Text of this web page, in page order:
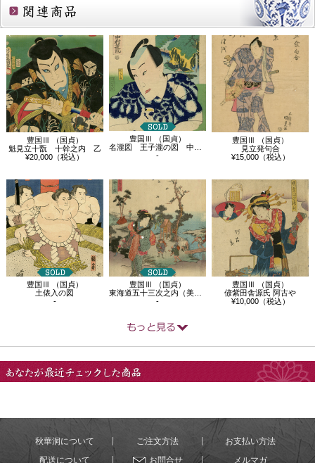
関連商品
豊国Ⅲ （国貞）
魁見立十翫 十幹之内 乙
¥20,000（税込）
豊国Ⅲ （国貞）
名瀧図 王子瀧の図 中村芝翫
-
豊国Ⅲ （国貞）
見立発句合
¥15,000（税込）
豊国Ⅲ （国貞）
土俵入の図
-
豊国Ⅲ （国貞）
東海道五十三次之内（美人東海道） 庄野…
-
豊国Ⅲ （国貞）
偐紫田舎源氏 阿古や
¥10,000（税込）
秋華洞について ご注文方法
お支払い方法
配送について
お問合せ メルマガ